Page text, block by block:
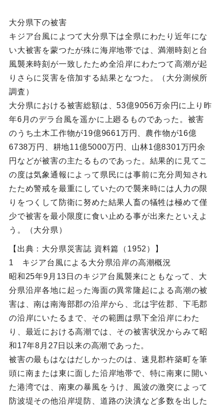
大分県下の被害
キジア台風によつて大分県下は全県にわたり近年にな
い大被害を蒙つたが殊に海岸地帯では、満潮時刻と台
風襲来時刻が一致したため全沿岸にわたつて高潮が起
りさらに災害を倍加する結果となつた。（大分測候所
調査）
大分県における被害総額は、53億9056万余円に上り昨
年6月のデラ台風を遥かに上廻るものであった。被害
のうち土木工作物が19億9661万円、農作物が16億
6738万円、耕地11億5000万円、山林1億8301万円余
円などが被害の主たるものであった。結果的に見てこ
の度は気象通報によって県民には事前に充分周知され
たため警戒を最重にしていたので襲来時には人力の限
りをつくして防衛に努めた結果人畜の犠牲は極めて僅
少で被害を最小限度に食い止める事が出来たといえよ
う。（大分県）
【出典：大分県災害誌 資料篇（1952）】
1 キジア台風による大分県沿岸の高潮概況
昭和25年9月13日のキジア台風襲来にともなって、大
分県沿岸各地に起った海面の異常隆起による高潮の被
害は、南は南海部郡の沿岸から、北は宇佐郡、下毛郡
の沿岸にいたるまで、その範囲は県下全沿岸にわた
り、最近における高潮では、その被害状況からみて昭
和17年8月27日以来の高潮であった。
被害の最もはなはだしかったのは、速見郡杵築町を筆
頭に南または東に面した沿岸地帯で、特に南東に開い
た港湾では、南東の暴風をうけ、風波の激突によって
防波堤その他沿岸堤防、道路の決潰など多数を出した